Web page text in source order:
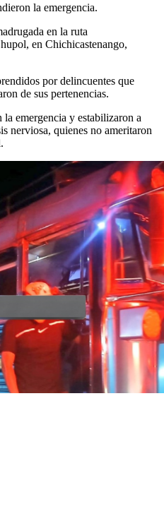
la emergencia.
en la ruta
en Chichicastenango,
por delincuentes que
de sus pertenencias.
emergencia y estabilizaron a
nerviosa, quienes no ameritaron